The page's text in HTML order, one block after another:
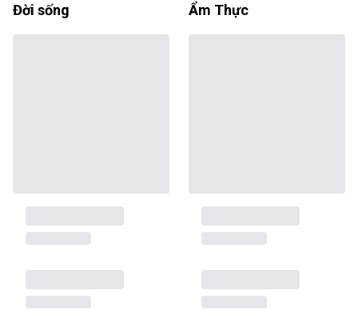
Đời sống Ẩm Thực